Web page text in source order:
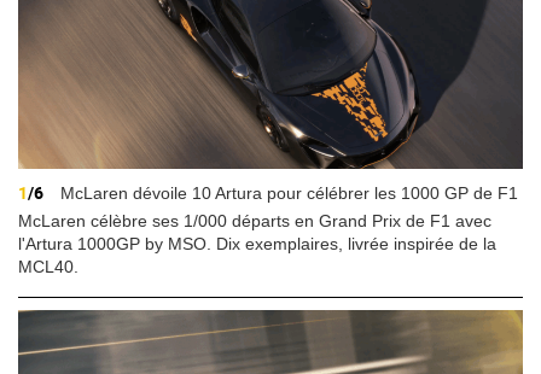
1/6
McLaren dévoile 10 Artura pour célébrer les 1000 GP de F1
McLaren célèbre ses 1/000 départs en Grand Prix de F1 avec
l'Artura 1000GP by MSO. Dix exemplaires, livrée inspirée de la
MCL40.